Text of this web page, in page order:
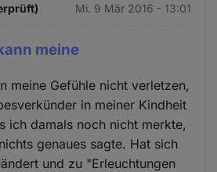
Mi. 9 Mär 2016 - 13:01
meine
meine Gefühle nicht verletzen,
in meiner Kindheit
ich damals noch nicht merkte,
genaues sagte. Hat sich
und zu "Erleuchtungen